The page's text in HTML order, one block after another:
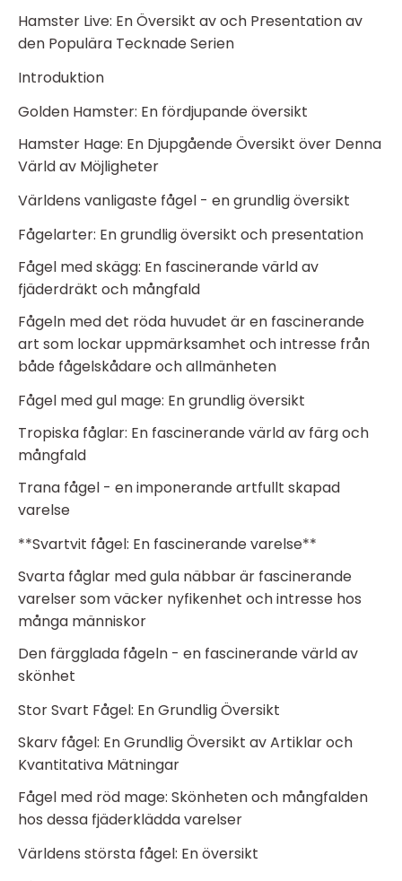
Hamster Live: En Översikt av och Presentation av
den Populära Tecknade Serien
Introduktion
Golden Hamster: En fördjupande översikt
Hamster Hage: En Djupgående Översikt över Denna
Värld av Möjligheter
Världens vanligaste fågel - en grundlig översikt
Fågelarter: En grundlig översikt och presentation
Fågel med skägg: En fascinerande värld av
fjäderdräkt och mångfald
Fågeln med det röda huvudet är en fascinerande
art som lockar uppmärksamhet och intresse från
både fågelskådare och allmänheten
Fågel med gul mage: En grundlig översikt
Tropiska fåglar: En fascinerande värld av färg och
mångfald
Trana fågel - en imponerande artfullt skapad
varelse
**Svartvit fågel: En fascinerande varelse**
Svarta fåglar med gula näbbar är fascinerande
varelser som väcker nyfikenhet och intresse hos
många människor
Den färgglada fågeln - en fascinerande värld av
skönhet
Stor Svart Fågel: En Grundlig Översikt
Skarv fågel: En Grundlig Översikt av Artiklar och
Kvantitativa Mätningar
Fågel med röd mage: Skönheten och mångfalden
hos dessa fjäderklädda varelser
Världens största fågel: En översikt